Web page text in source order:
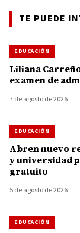
TE PUEDE
EDUCACIÓN
Liliana
examen de
7 de agosto de 2026
EDUCACIÓN
Abren nuevo
y universidad
gratuito
5 de agosto de 2026
EDUCACIÓN